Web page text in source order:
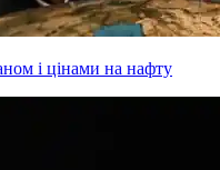
і цінами на нафту